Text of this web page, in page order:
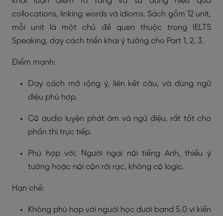
collocations, linking words và idioms. Sách gồm 12 unit,
mỗi unit là một chủ đề quen thuộc trong IELTS
Speaking, dạy cách triển khai ý tưởng cho Part 1, 2, 3.
Điểm mạnh:
Dạy cách mở rộng ý, liên kết câu, và dùng ngữ
điệu phù hợp.
Có audio luyện phát âm và ngữ điệu, rất tốt cho
phần thi trực tiếp.
Phù hợp với: Người ngại nói tiếng Anh, thiếu ý
tưởng hoặc nói còn rời rạc, không có logic.
Hạn chế:
Không phù hợp với người học dưới band 5.0 vì kiến